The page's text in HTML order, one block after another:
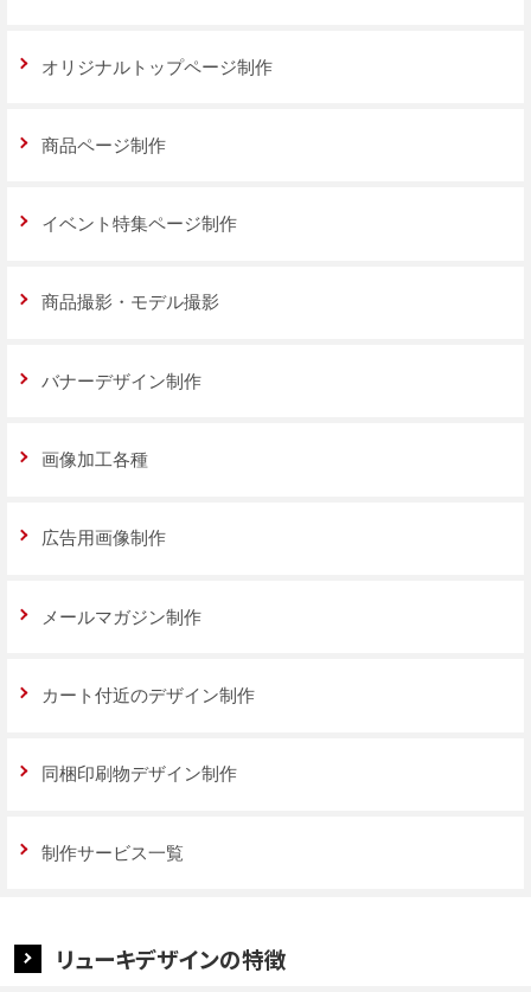
オリジナルトップページ制作
商品ページ制作
イベント特集ページ制作
商品撮影・モデル撮影
バナーデザイン制作
画像加工各種
広告用画像制作
メールマガジン制作
カート付近のデザイン制作
同梱印刷物デザイン制作
制作サービス一覧
リューキデザインの特徴